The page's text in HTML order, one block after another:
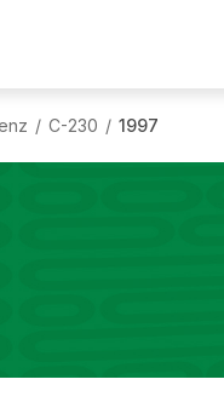
/ C-230 / 1997